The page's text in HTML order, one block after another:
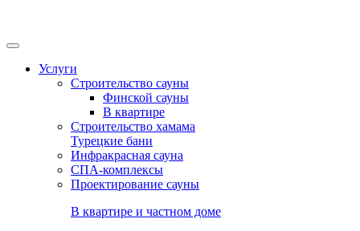
Услуги
Строительство сауны
Финской сауны
В квартире
Строительство хамама
Турецкие бани
Инфракрасная сауна
СПА-комплексы
Проектирование сауны
В квартире и частном доме